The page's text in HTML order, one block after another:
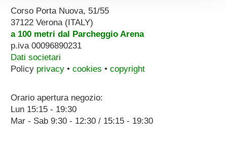
Corso Porta Nuova, 51/55
37122 Verona (ITALY)
a 100 metri dal Parcheggio Arena
p.iva 00096890231
Dati societari
Policy privacy• cookies • copyright
Orario apertura negozio:
Lun 15:15 - 19:30
Mar - Sab 9:30 - 12:30 / 15:15 - 19:30